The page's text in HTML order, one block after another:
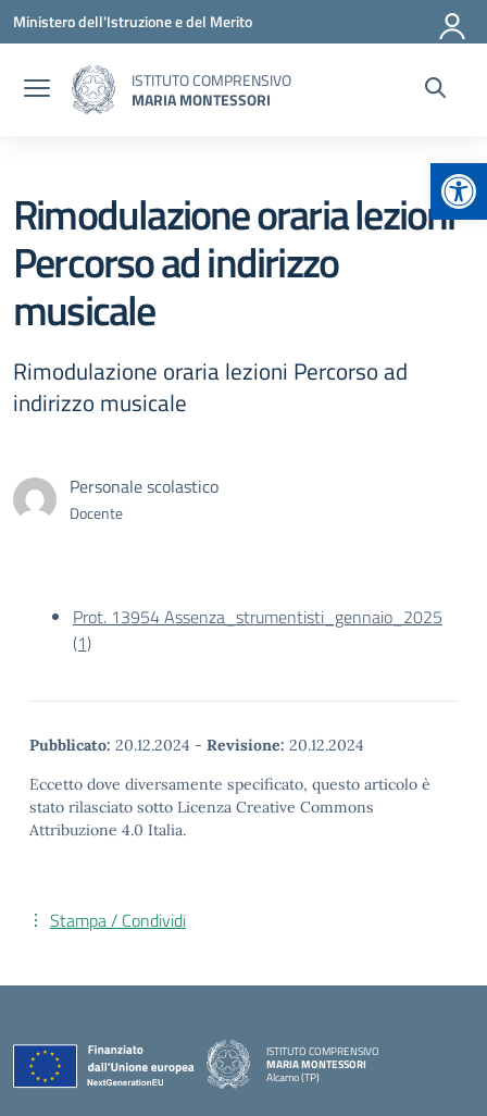
Vai ai contenuti
Vai al menu di navigazione
Vai al footer
Ministero dell'Istruzione e del Merito
ISTITUTO COMPRENSIVO
MARIA MONTESSORI
Rimodulazione oraria lezioni
Percorso ad indirizzo
musicale
Rimodulazione oraria lezioni Percorso ad
indirizzo musicale
Personale scolastico
Docente
Prot. 13954 Assenza_strumentisti_gennaio_2025
(1)
Pubblicato: 20.12.2024 - Revisione: 20.12.2024
Eccetto dove diversamente specificato, questo articolo è
stato rilasciato sotto Licenza Creative Commons
Attribuzione 4.0 Italia.
Stampa / Condividi
ISTITUTO COMPRENSIVO
MARIA MONTESSORI
Alcamo (TP)